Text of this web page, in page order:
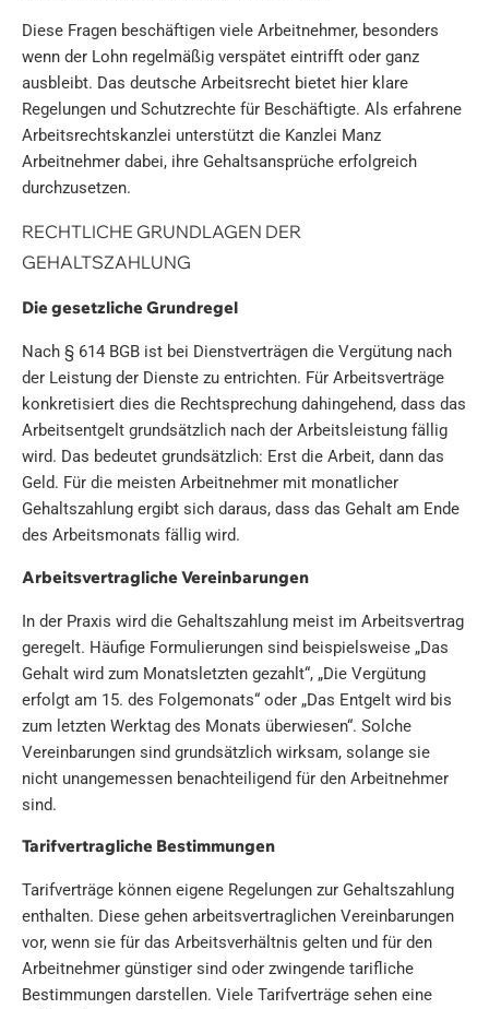
Diese Fragen beschäftigen viele Arbeitnehmer, besonders
wenn der Lohn regelmäßig verspätet eintrifft oder ganz
ausbleibt. Das deutsche Arbeitsrecht bietet hier klare
Regelungen und Schutzrechte für Beschäftigte. Als erfahrene
Arbeitsrechtskanzlei unterstützt die Kanzlei Manz
Arbeitnehmer dabei, ihre Gehaltsansprüche erfolgreich
durchzusetzen.
RECHTLICHE GRUNDLAGEN DER
GEHALTSZAHLUNG
Die gesetzliche Grundregel
Nach § 614 BGB ist bei Dienstverträgen die Vergütung nach
der Leistung der Dienste zu entrichten. Für Arbeitsverträge
konkretisiert dies die Rechtsprechung dahingehend, dass das
Arbeitsentgelt grundsätzlich nach der Arbeitsleistung fällig
wird. Das bedeutet grundsätzlich: Erst die Arbeit, dann das
Geld. Für die meisten Arbeitnehmer mit monatlicher
Gehaltszahlung ergibt sich daraus, dass das Gehalt am Ende
des Arbeitsmonats fällig wird.
Arbeitsvertragliche Vereinbarungen
In der Praxis wird die Gehaltszahlung meist im Arbeitsvertrag
geregelt. Häufige Formulierungen sind beispielsweise „Das
Gehalt wird zum Monatsletzten gezahlt“, „Die Vergütung
erfolgt am 15. des Folgemonats“ oder „Das Entgelt wird bis
zum letzten Werktag des Monats überwiesen“. Solche
Vereinbarungen sind grundsätzlich wirksam, solange sie
nicht unangemessen benachteiligend für den Arbeitnehmer
sind.
Tarifvertragliche Bestimmungen
Tarifverträge können eigene Regelungen zur Gehaltszahlung
enthalten. Diese gehen arbeitsvertraglichen Vereinbarungen
vor, wenn sie für das Arbeitsverhältnis gelten und für den
Arbeitnehmer günstiger sind oder zwingende tarifliche
Bestimmungen darstellen. Viele Tarifverträge sehen eine